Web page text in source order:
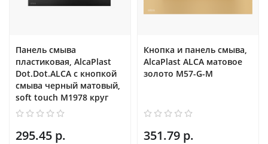
Панель смыва
пластиковая, AlcaPlast
Dot.Dot.ALCA с кнопкой
смыва черный матовый,
soft touch M1978 круг
295.45 р.
Кнопка и панель смыва,
AlcaPlast ALCA матовое
золото M57-G-M
351.79 р.